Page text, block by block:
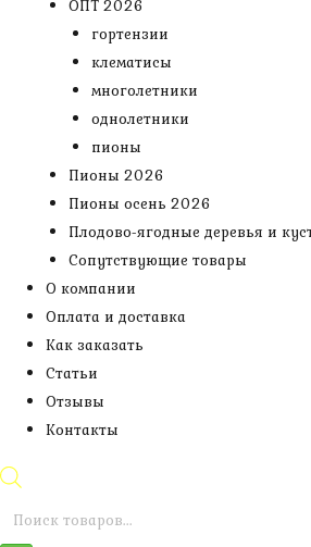
ОПТ 2026
гортензии
клематисы
многолетники
однолетники
пионы
Пионы 2026
Пионы осень 2026
Плодово-ягодные деревья и
Сопутствующие товары
О компании
Оплата и доставка
Как заказать
Статьи
Отзывы
Контакты
Поиск